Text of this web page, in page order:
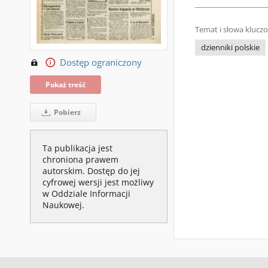
Dostęp ograniczony
Pokaż treść
Pobierz
Ta publikacja jest
chroniona prawem
autorskim. Dostęp do jej
cyfrowej wersji jest możliwy
w Oddziale Informacji
Naukowej.
Temat i słowa
dzienniki polskie